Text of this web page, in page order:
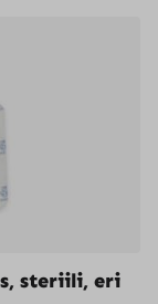
steriili, eri